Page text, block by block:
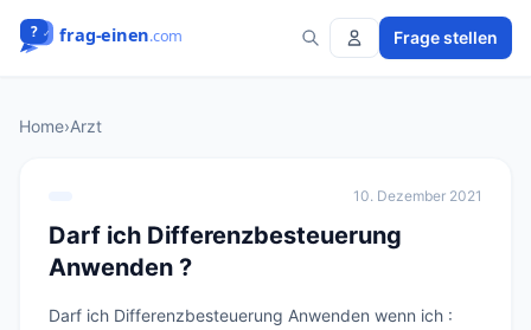
Frage stellen
Home›Arzt
10. Dezember 2021
Darf ich Differenzbesteuerung
Anwenden ?
Darf ich Differenzbesteuerung Anwenden wenn ich :